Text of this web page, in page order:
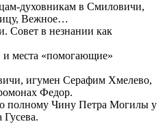
духовникам в Смиловичи,
Вежное…
Совет в незнании как
и места «помогающие»
игумен Серафим Хмелево,
Федор.
полному Чину Петра Могилы у